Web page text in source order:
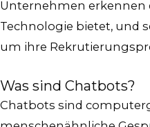
Unternehmen erkennen
Technologie bietet, und
um ihre
Was sind Chatbots?
Chatbots sind